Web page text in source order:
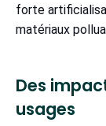
forte
matériaux
Des
usages